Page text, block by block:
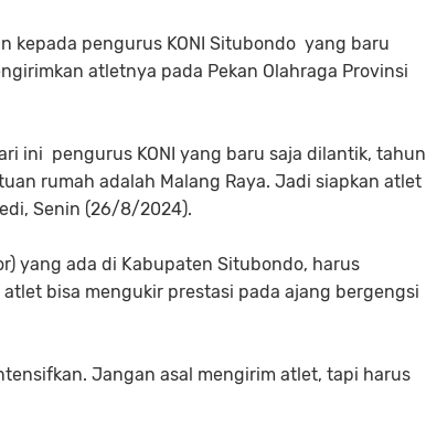
kepada pengurus KONI Situbondo yang baru
atletnya pada Pekan Olahraga Provinsi
ini pengurus KONI yang baru saja dilantik, tahun
rumah adalah Malang Raya. Jadi siapkan atlet
Senin (26/8/2024).
yang ada di Kabupaten Situbondo, harus
bisa mengukir prestasi pada ajang bergengsi
Jangan asal mengirim atlet, tapi harus